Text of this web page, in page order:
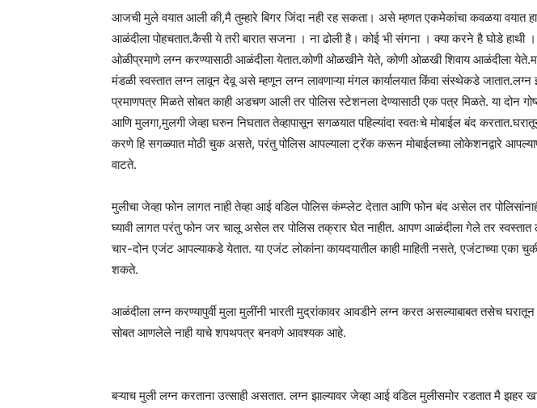
आजची मुले वयात आली की,मै तुम्हारे बिगर जिंदा नही रह सकता। असे म्हणत एकमेकांचा कवळया वयात
आळंदीला पोहचतात.कैसी ये तरी बारात सजना । ना ढोली है। कोई भी संगना । क्या करने है घोडे हाथी ।
ओळीप्रमाणे लग्न करण्यासाठी आळंदीला येतात.कोणी ओळखीने येते, कोणी ओळखी शिवाय आळंदीला
मंडळी स्वस्तात लग्न लावून देवू असे म्हणून लग्न लावणाऱ्या मंगल कार्यालयात किंवा संस्थेकडे जातात.लग्न
प्रमाणपत्र मिळते सोबत काही अडचण आली तर पोलिस स्टेशनला देण्यासाठी एक पत्र मिळते. या दोन
आणि मुलगा,मुलगी जेव्हा घरुन निघतात तेव्हापासून सगळयात पहिल्यांदा स्वतःचे मोबाईल बंद
करणे हि सगळ्यात मोठी चुक असते, परंतु पोलिस आपल्याला ट्रॅक करून मोबाईलच्या लोकेशनद्वारे
वाटते.
मुलीचा जेव्हा फोन लागत नाही तेव्हा आई वडिल पोलिस कंम्प्लेट देतात आणि फोन बंद असेल तर
घ्यावी लागत परंतु फोन जर चालू असेल तर पोलिस तक्रार घेत नाहीत. आपण आळंदीला गेले तर
चार-दोन एजंट आपल्याकडे येतात. या एजंट लोकांना कायदयातील काही माहिती नसते, एजंटाच्या एका
शकते.
आळंदीला लग्न करण्यापुर्वी मुला मुलींनी भारती मुद्रांकावर आवडीने लग्न करत असल्याबाबत तसेच घरातून
सोबत आणलेले नाही याचे शपथपत्र बनवणे आवश्यक आहे.
बऱ्याच मुली लग्न करताना उत्साही असतात. लग्न झाल्यावर जेव्हा आई वडिल मुलीसमोर रडतात मै